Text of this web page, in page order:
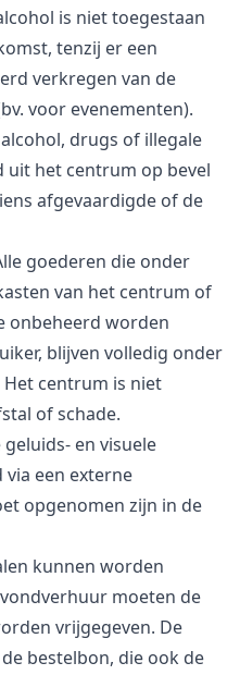
is niet toegestaan
tenzij er een
verkregen van de
voor evenementen).
drugs of illegale
het centrum op bevel
afgevaardigde of de
goederen die onder
van het centrum of
onbeheerd worden
blijven volledig onder
centrum is niet
of schade.
geluids- en visuele
een externe
opgenomen zijn in de
kunnen worden
moeten de
vrijgegeven. De
bestelbon, die ook de